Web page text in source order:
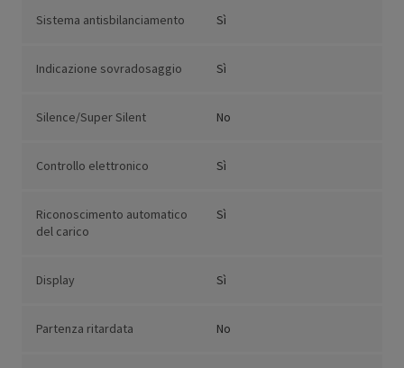
Sistema antisbilanciamento Sì
Indicazione sovradosaggio Sì
Silence/Super Silent No
Controllo elettronico Sì
Riconoscimento automatico
del carico
Sì
Display Sì
Partenza ritardata No